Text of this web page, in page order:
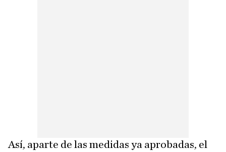
Así, aparte de las medidas ya aprobadas, el